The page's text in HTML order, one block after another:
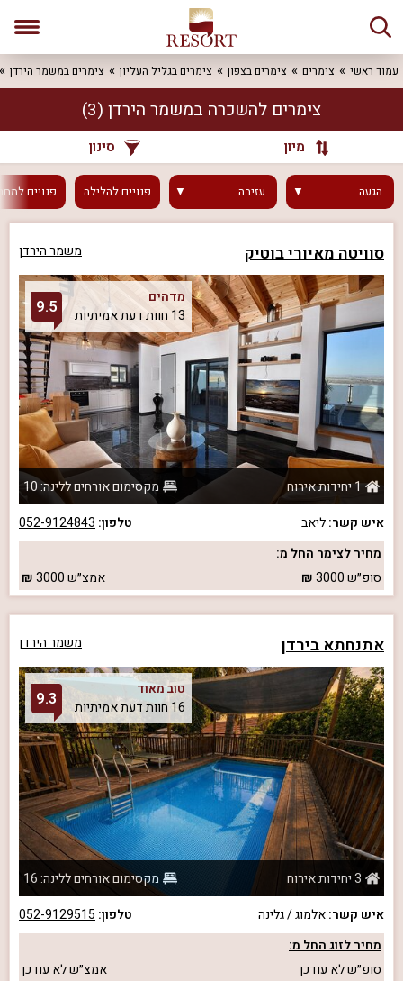
עמוד ראשי צימרים צימרים בצפון צימרים בגליל העליון צימרים במשמר הירדן
צימרים להשכרה במשמר הירדן (3)
מיון סינון
הגעה עזיבה פנוייםלהלילה פנויים
סוויטה מאיורי בוטיק משמר הירדן
מדהים
13 חוות דעת אמיתיות
9.5
1 יחידות אירוח
מקסימום אורחים ללינה: 10
איש קשר:ליאב טלפון: 052-9124843
מחיר לצימר החל מ:
סופ״ש3000 אמצ״ש3000
אתנחתא בירדן משמר הירדן
טוב מאוד
16 חוות דעת אמיתיות
9.3
3 יחידות אירוח
מקסימום אורחים ללינה: 16
איש קשר:אלמוג / גלינה טלפון: 052-9129515
מחיר לזוג החל מ:
סופ״שלא עודכן אמצ״שלא עודכן